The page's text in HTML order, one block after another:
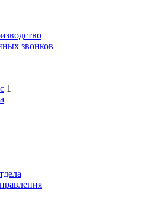
звонков
1